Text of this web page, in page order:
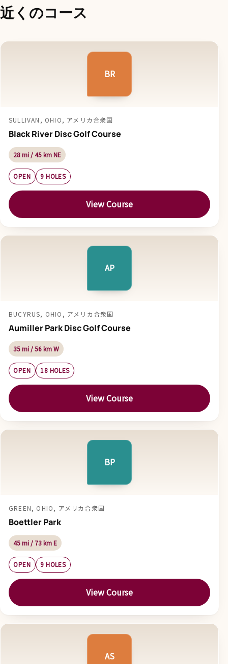
近くのコース
BR
SULLIVAN, OHIO, アメリカ合衆国
Black River Disc Golf Course
28 mi / 45 km NE
OPEN 9 HOLES
View Course
AP
BUCYRUS, OHIO, アメリカ合衆国
Aumiller Park Disc Golf Course
35 mi / 56 km W
OPEN 18 HOLES
View Course
BP
GREEN, OHIO, アメリカ合衆国
Boettler Park
45 mi / 73 km E
OPEN 9 HOLES
View Course
AS